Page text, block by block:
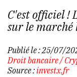
C'est officiel !
sur le
Publié le :25/07/
Droit bancaire/
Source : investx.fr